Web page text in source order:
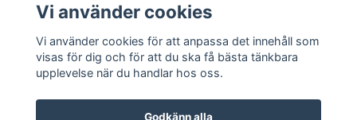
Sociala medier
Vi använder cookies
Vi använder cookies för att anpassa det innehåll som
visas för dig och för att du ska få bästa tänkbara
upplevelse när du handlar hos oss.
Godkänn alla